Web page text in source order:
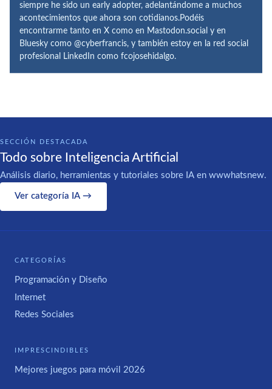
siempre he sido un early adopter, adelantándome a muchos
acontecimientos que ahora son cotidianos.Podéis
encontrarme tanto en X como en Mastodon.social y en
Bluesky como @cyberfrancis, y también estoy en la red social
profesional LinkedIn como fcojosehidalgo.
SECCIÓN DESTACADA
Todo sobre Inteligencia Artificial
Análisis diario, herramientas y tutoriales sobre IA en wwwhatsnew.
Ver categoría IA →
CATEGORÍAS
Programación y Diseño
Internet
Redes Sociales
IMPRESCINDIBLES
Mejores juegos para móvil 2026